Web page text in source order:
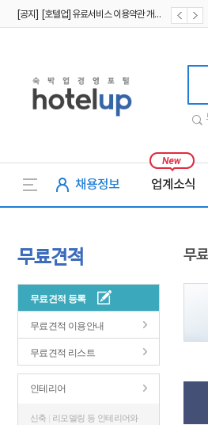
[공지] [호텔업] 유료서비스 이용약관 개정본2 (19.09.02)
채용정보 업계소식
무료견적
무료견적 등록
무료견적 이용안내
무료견적 리스트
인테리어
신축
리모델링 등 인테리어와
무